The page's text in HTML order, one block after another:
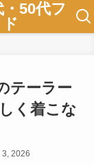
50代フ
テーラー
く着こな
3, 2026